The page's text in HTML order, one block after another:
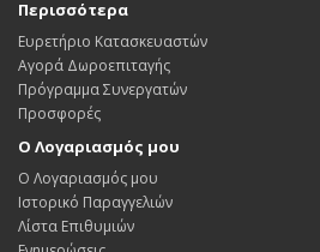
Περισσότερα
Ευρετήριο Κατασκευαστών
Αγορά Δωροεπιταγής
Πρόγραμμα Συνεργατών
Προσφορές
Ο Λογαριασμός μου
Ο Λογαριασμός μου
Ιστορικό Παραγγελιών
Λίστα Επιθυμιών